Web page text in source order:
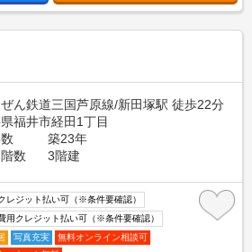
ん鉄道三国芦原線/新田塚駅 徒歩22分
福井市経田1丁目
築23年
数
3階建
レジット払い可（※条件要確認）
用クレジット払い可（※条件要確認）
写真充実
無料オンライン相談可